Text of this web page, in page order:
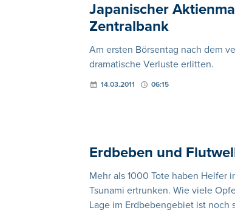
Japanischer
Zentralbank
Am ersten Börsentag nach dem
dramatische Verluste erlitten.
14.03.2011 06:15
Erdbeben und
Mehr als 1000 Tote haben Helfer
Tsunami ertrunken. Wie viele
Lage im Erdbebengebiet ist noch